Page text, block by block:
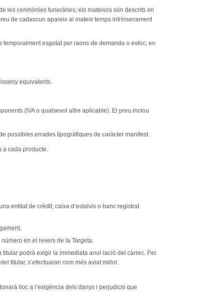
les cerimònies funeràries; els mateixos són descrits en
de cadascun apareix al mateix temps intrínsecament
esgotat per raons de demanda o estoc; en
equivalents.
(IVA o qualsevol altre aplicable). El preu inclou
possibles errades tipogràfiques de caràcter manifest.
cada producte.
entitat de crèdit, caixa d’estalvis o banc registrat
en el revers de la Targeta.
podrà exigir la immediata anul·lació del càrrec. Per
titular, s’efectuaran com més aviat millor.
lloc a l’exigència dels danys i perjudicis que